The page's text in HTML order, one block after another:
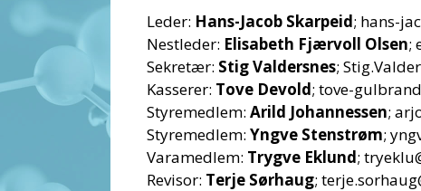
Leder: Hans-Jacob Skarpeid; hans-
Nestleder: Elisabeth Fjærvoll Olsen;
Sekretær: Stig Valdersnes;
Kasserer: Tove Devold; tove-
Styremedlem: Arild Johannessen;
Styremedlem: Yngve Stenstrøm;
Varamedlem: Trygve Eklund;
Revisor: Terje Sørhaug;